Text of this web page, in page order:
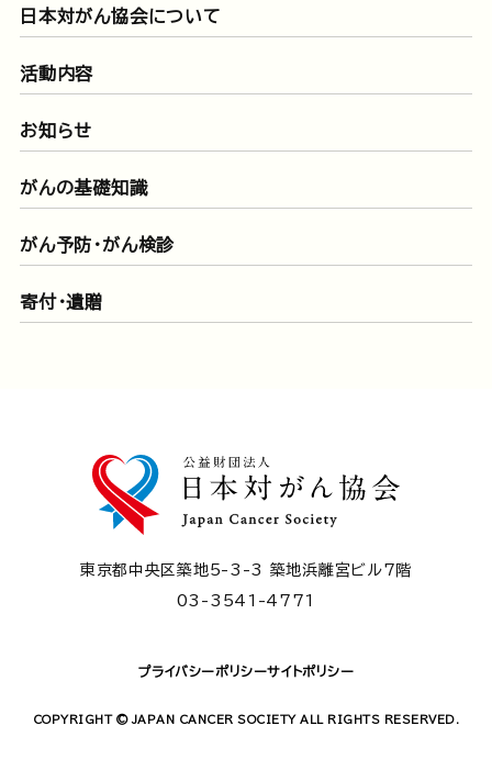
日本対がん協会について
活動内容
お知らせ
がんの基礎知識
がん予防・がん検診
寄付・遺贈
東京都中央区築地5-3-3 築地浜離宮ビル7階
03-3541-4771
プライバシーポリシーサイトポリシー
COPYRIGHT © JAPAN CANCER SOCIETY ALL RIGHTS RESERVED.